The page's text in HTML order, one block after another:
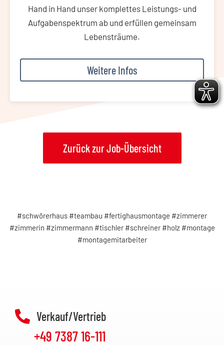
Hand in Hand unser komplettes Leistungs- und
Aufgabenspektrum ab und erfüllen gemeinsam
Lebensträume.
Weitere Infos
Zurück zur Job-Übersicht
#schwörerhaus #teambau #fertighausmontage #zimmerer
#zimmerin #zimmermann #tischler #schreiner #holz #montage
#montagemitarbeiter
Verkauf/Vertrieb
+49 7387 16-111